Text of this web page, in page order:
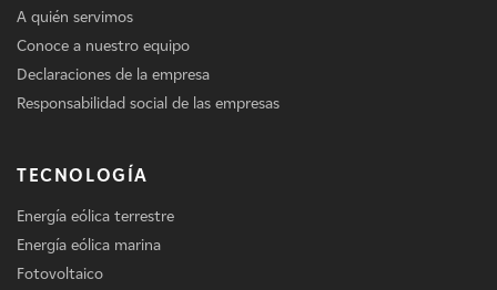
A quién servimos
Conoce a nuestro equipo
Declaraciones de la empresa
Responsabilidad social de las empresas
TECNOLOGÍA
Energía eólica terrestre
Energía eólica marina
Fotovoltaico